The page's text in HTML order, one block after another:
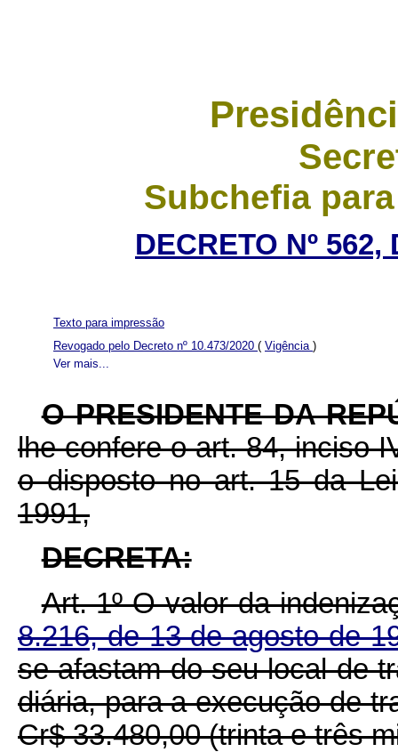
Subchefia
DECRETO Nº
Ver mais...
Texto para impressão
Revogado pelo Decreto nº 10.473/2020 ( Vigência )
O PRESIDENTE DA
lhe confere o art. 84, inciso
o disposto no art. 15 da
1991,
DECRETA:
Art. 1º O valor da
8.216, de 13 de agosto de
se afastam do seu local de
diária, para a execução de
Cr$ 33.480,00 (trinta e três